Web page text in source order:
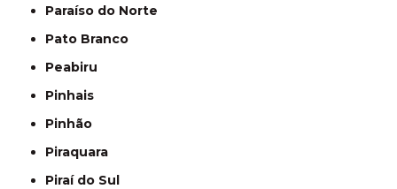
Paraíso do Norte
Pato Branco
Peabiru
Pinhais
Pinhão
Piraquara
Piraí do Sul